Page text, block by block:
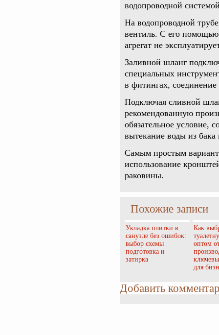
водопроводной
На водопроводной
вентиль. С его помощью
агрегат не
Заливной шланг
специальных
в фитингах,
Подключая сливной
рекомендованную
обязательное условие,
вытекание воды из бака
Самым простым
использование
раковины.
Похожие записи
Укладка плитки в
санузле без ошибок:
выбор схемы
подготовка и
затирка
Как
оптом
для
Добавить